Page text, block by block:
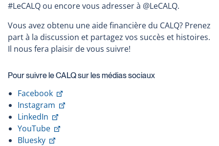
#LeCALQ ou encore vous adresser à @LeCALQ.
Vous avez obtenu une aide financière du CALQ? Prenez
part à la discussion et partagez vos succès et histoires.
Il nous fera plaisir de vous suivre!
Pour suivre le CALQ sur les médias sociaux
Facebook
Ce
lien
Instagram
Ce
LinkedIn
Ce
lien
YouTube
Ce
Bluesky
Ce